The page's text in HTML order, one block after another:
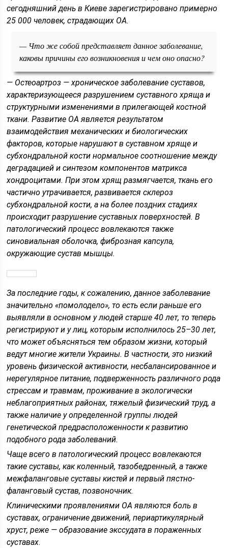
сегодняшний день в Киеве зарегистрировано примерно
25 000 человек, страдающих ОА.
— Что же собой представляет данное заболевание,
каковы причины его возникновения и чем оно опасно?
— Остеоартроз — хроническое заболевание суставов,
характеризующееся разрушением суставного хряща и
структурными изменениями в прилегающей костной
ткани. Развитие ОА является результатом
взаимодействия механических и биологических
факторов, которые нарушают в суставном хряще и
субхондральной кости нормальное соотношение между
деградацией и синтезом компонентов матрикса
хондроцитами. При этом хрящ размягчается, ткань его
частично утрачивается, развивается склероз
субхондральной кости, а на более поздних стадиях
происходит разрушение суставных поверхностей. В
патологический процесс вовлекаются также
синовиальная оболочка, фиброзная капсула,
окружающие сустав мышцы.
За последние годы, к сожалению, данное заболевание
значительно «помолодело», то есть если раньше его
выявляли в основном у людей старше 40 лет, то теперь
регистрируют и у лиц, которым исполнилось 25–30 лет,
что может объясняться тем образом жизни, который
ведут многие жители Украины. В частности, это низкий
уровень физической активности, несбалансированное и
нерегулярное питание, подверженность различного рода
стрессам и травмам, проживание в экологически
неблагоприятных районах, тяжелый физический труд, а
также наличие у определенной группы людей
генетической предрасположенности к развитию
подобного рода заболеваний.
Чаще всего в патологический процесс вовлекаются
такие суставы, как коленный, тазобедренный, а также
межфаланговые суставы кистей и первый пястно-
фаланговый сустав, позвоночник.
Клиническими проявлениями ОА являются боль в
суставах, ограничение движений, периартикулярный
хруст, реже — образование экссудата в пораженных
суставах.